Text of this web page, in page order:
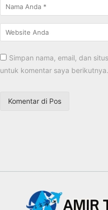
Simpan nama, email, dan
untuk komentar saya berikutnya.